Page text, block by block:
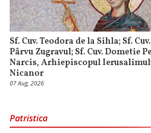
Sf. Cuv. Teodora de la Sihla; Sf.
Pârvu Zugravul; Sf. Cuv. Dometie
Narcis, Arhiepiscopul
Nicanor
07 Aug, 2026
Patristica